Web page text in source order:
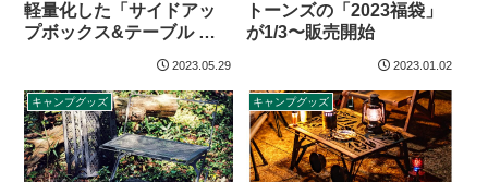
軽量化した「サイドアッ
プボックス&テーブル フ
2023.05.29
トーンズの「2023福袋」
が1/3〜販売開始
2023.01.02
キャンプグッズ キャンプグッズ